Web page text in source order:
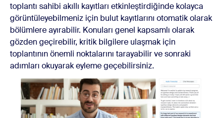
toplantı sahibi akıllı kayıtları etkinleştirdiğinde kolayca
görüntüleyebilmeniz için bulut kayıtlarını otomatik olarak
bölümlere ayırabilir. Konuları genel kapsamlı olarak
gözden geçirebilir, kritik bilgilere ulaşmak için
toplantının önemli noktalarını tarayabilir ve sonraki
adımları okuyarak eyleme geçebilirsiniz.